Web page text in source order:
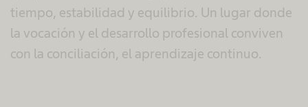
tiempo, estabilidad y equilibrio. Un lugar donde
la vocación y el desarrollo profesional conviven
con la conciliación, el aprendizaje continuo.